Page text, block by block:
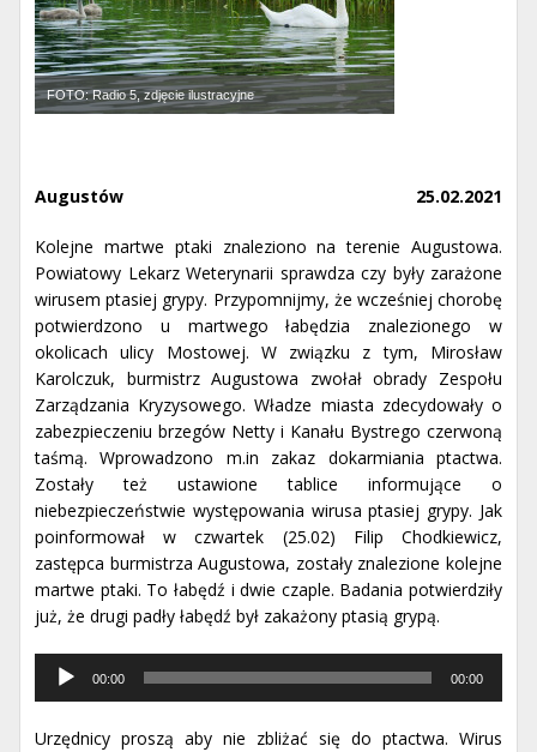
FOTO: Radio 5, zdjęcie ilustracyjne
25.02.2021
Augustów
Kolejne martwe ptaki znaleziono na terenie Augustowa.
Powiatowy Lekarz Weterynarii sprawdza czy były zarażone
wirusem ptasiej grypy. Przypomnijmy, że wcześniej chorobę
potwierdzono u martwego łabędzia znalezionego w
okolicach ulicy Mostowej. W związku z tym, Mirosław
Karolczuk, burmistrz Augustowa zwołał obrady Zespołu
Zarządzania Kryzysowego. Władze miasta zdecydowały o
zabezpieczeniu brzegów Netty i Kanału Bystrego czerwoną
taśmą. Wprowadzono m.in zakaz dokarmiania ptactwa.
Zostały też ustawione tablice informujące o
niebezpieczeństwie występowania wirusa ptasiej grypy. Jak
poinformował w czwartek (25.02) Filip Chodkiewicz,
zastępca burmistrza Augustowa, zostały znalezione kolejne
martwe ptaki. To łabędź i dwie czaple. Badania potwierdziły
już, że drugi padły łabędź był zakażony ptasią grypą.
Odtwarzacz
muzyki
00:00 00:00
Urzędnicy proszą aby nie zbliżać się do ptactwa. Wirus